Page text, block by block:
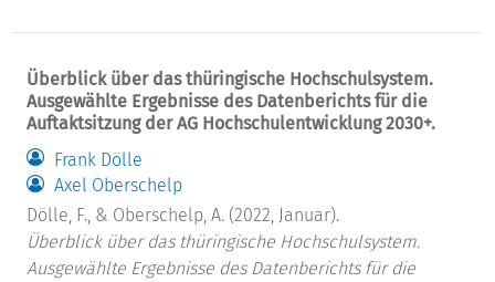
Überblick über das thüringische Hochschulsystem.
Ausgewählte Ergebnisse des Datenberichts für die
Auftaktsitzung der AG Hochschulentwicklung 2030+.
Frank Dölle
Axel Oberschelp
Dölle, F., & Oberschelp, A. (2022, Januar).
Überblick über das thüringische Hochschulsystem.
Ausgewählte Ergebnisse des Datenberichts für die